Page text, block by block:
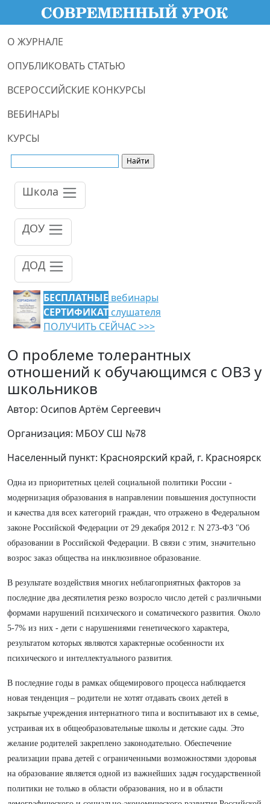
О ЖУРНАЛЕ
ОПУБЛИКОВАТЬ СТАТЬЮ
ВСЕРОССИЙСКИЕ КОНКУРСЫ
ВЕБИНАРЫ
КУРСЫ
Школа
ДОУ
ДОД
БЕСПЛАТНЫЕ вебинары
СЕРТИФИКАТ слушателя
ПОЛУЧИТЬ СЕЙЧАС >>>
О проблеме толерантных
отношений к обучающимся с ОВЗ у
школьников
Автор: Осипов Артём Сергеевич
Организация: МБОУ СШ №78
Населенный пункт: Красноярский край, г. Красноярск
Одна из приоритетных целей социальной политики России -
модернизация образования в направлении повышения доступности
и качества для всех категорий граждан, что отражено в Федеральном
законе Российской Федерации от 29 декабря 2012 г. N 273-ФЗ "Об
образовании в Российской Федерации. В связи с этим, значительно
возрос заказ общества на инклюзивное образование.
В результате воздействия многих неблагоприятных факторов за
последние два десятилетия резко возросло число детей с различными
формами нарушений психического и соматического развития. Около
5-7% из них - дети с нарушениями генетического характера,
результатом которых являются характерные особенности их
психического и интеллектуального развития.
В последние годы в рамках общемирового процесса наблюдается
новая тенденция – родители не хотят отдавать своих детей в
закрытые учреждения интернатного типа и воспитывают их в семье,
устраивая их в общеобразовательные школы и детские сады. Это
желание родителей закреплено законодательно. Обеспечение
реализации права детей с ограниченными возможностями здоровья
на образование является одной из важнейших задач государственной
политики не только в области образования, но и в области